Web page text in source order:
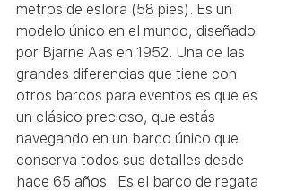
metros de eslora (58 pies). Es un
modelo único en el mundo, diseñado
por Bjarne Aas en 1952. Una de las
grandes diferencias que tiene con
otros barcos para eventos es que es
un clásico precioso, que estás
navegando en un barco único que
conserva todos sus detalles desde
hace 65 años.  Es el barco de regata